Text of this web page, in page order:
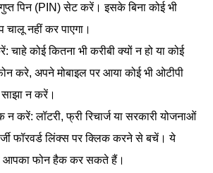
पिन (PIN) सेट करें। इसके बिना कोई भी
नहीं कर पाएगा।
कोई कितना भी करीबी क्यों न हो या कोई
करे, अपने मोबाइल पर आया कोई भी ओटीपी
न करें।
करें: लॉटरी, फ्री रिचार्ज या सरकारी योजनाओं
फॉरवर्ड लिंक्स पर क्लिक करने से बचें। ये
आपका फोन हैक कर सकते हैं।